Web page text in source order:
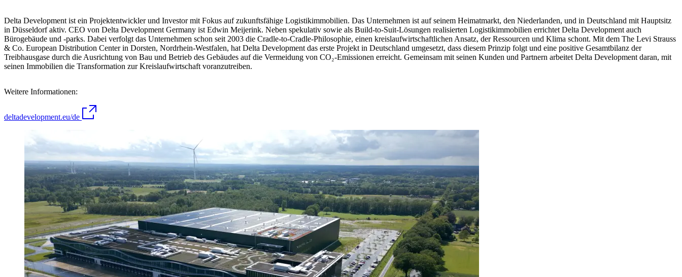
Delta Development ist ein Projektentwickler und Investor mit Fokus auf zukunftsfähige Logistikimmobilien. Das Unternehmen ist auf seinem Heimatmarkt, den Niederlanden, und in Deutschland mit Hauptsitz
in Düsseldorf aktiv. CEO von Delta Development Germany ist Edwin Meijerink. Neben spekulativ sowie als Build-to-Suit-Lösungen realisierten Logistikimmobilien errichtet Delta Development auch
Bürogebäude und -parks. Dabei verfolgt das Unternehmen schon seit 2003 die Cradle-to-Cradle-Philosophie, einen kreislaufwirtschaftlichen Ansatz, der Ressourcen und Klima schont. Mit dem The Levi Strauss
& Co. European Distribution Center in Dorsten, Nordrhein-Westfalen, hat Delta Development das erste Projekt in Deutschland umgesetzt, dass diesem Prinzip folgt und eine positive Gesamtbilanz der
Treibhausgase durch die Ausrichtung von Bau und Betrieb des Gebäudes auf die Vermeidung von CO₂-Emissionen erreicht. Gemeinsam mit seinen Kunden und Partnern arbeitet Delta Development daran, mit
seinen Immobilien die Transformation zur Kreislaufwirtschaft voranzutreiben.
Weitere Informationen:
deltadevelopment.eu/de